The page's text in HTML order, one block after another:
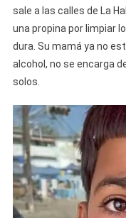
sale a las calles de La
una propina por limpiar
dura. Su mamá ya no
alcohol, no se encarga
solos.